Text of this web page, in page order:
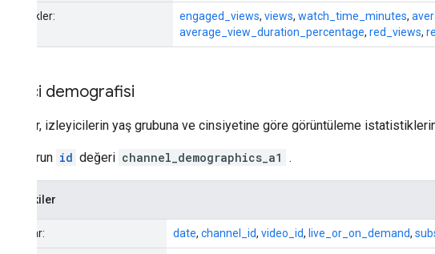
Metrikler: engaged_views, views, watch_time_minutes,
average_view_duration_percentage, red_views,
İzleyici demografisi
Bu rapor, izleyicilerin yaş grubuna ve cinsiyetine göre görüntüleme
Bu raporun id değeri channel_demographics_a1 .
İçindekiler
Boyutlar: date, channel_id, video_id, live_or_on_demand,